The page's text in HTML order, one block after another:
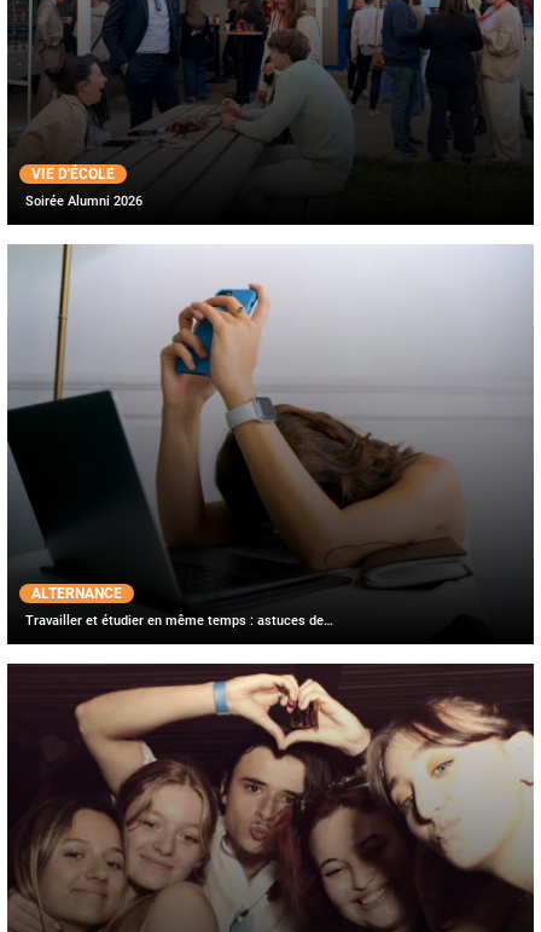
VIE D'ÉCOLE
Soirée Alumni 2026
ALTERNANCE
Travailler et étudier en même temps : astuces de…